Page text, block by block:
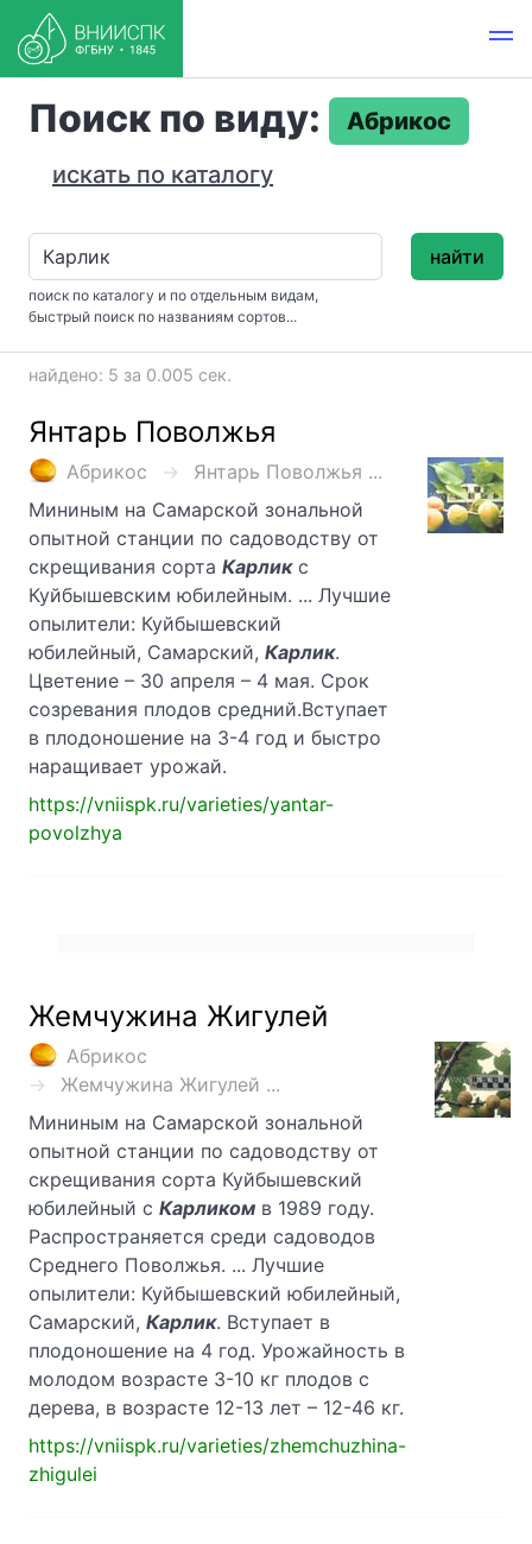
Поиск по виду:
Абрикос
искать по каталогу
поиск по каталогу и по отдельным видам,
быстрый поиск по названиям сортов...
найти
найдено: 5 за 0.005 сек.
Янтарь Поволжья
Абрикос
Янтарь Поволжья ...
Мининым на Самарской зональной
опытной станции по садоводству от
скрещивания сорта Карликс
Куйбышевским юбилейным. ... Лучшие
опылители: Куйбышевский
юбилейный, Самарский, Карлик.
Цветение – 30 апреля – 4 мая. Срок
созревания плодов средний.Вступает
в плодоношение на 3-4 год и быстро
наращивает урожай.
https://vniispk.ru/varieties/yantar-
povolzhya
Жемчужина Жигулей
Абрикос
Жемчужина Жигулей ...
Мининым на Самарской зональной
опытной станции по садоводству от
скрещивания сорта Куйбышевский
юбилейный с Карликом в 1989 году.
Распространяется среди садоводов
Среднего Поволжья. ... Лучшие
опылители: Куйбышевский юбилейный,
Самарский, Карлик. Вступает в
плодоношение на 4 год. Урожайность в
молодом возрасте 3-10 кг плодов с
дерева, в возрасте 12-13 лет – 12-46 кг.
https://vniispk.ru/varieties/zhemchuzhina-
zhigulei